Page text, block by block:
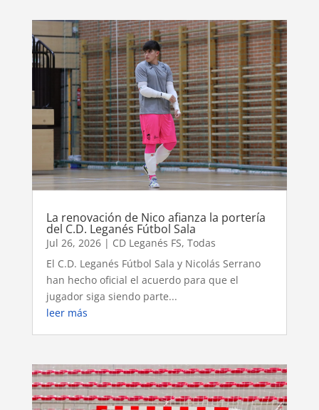
La renovación de Nico afianza la portería
del C.D. Leganés Fútbol Sala
Jul 26, 2026| CD Leganés FS, Todas
El C.D. Leganés Fútbol Sala y Nicolás Serrano
han hecho oficial el acuerdo para que el
jugador siga siendo parte...
leer más